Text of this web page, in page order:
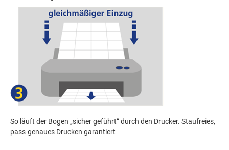
So läuft der Bogen „sicher geführt“ durch den Drucker. Staufreies,
pass-genaues Drucken garantiert